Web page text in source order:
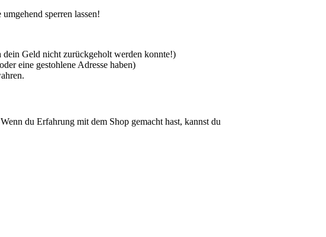
sperren lassen!
Geld nicht zurückgeholt werden konnte!)
eine gestohlene Adresse haben)
du Erfahrung mit dem Shop gemacht hast, kannst du